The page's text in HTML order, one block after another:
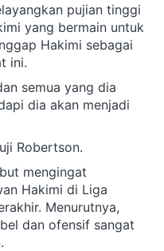
pujian tinggi
yang bermain untuk
Hakimi sebagai
ini.
semua yang dia
dia akan menjadi
Robertson.
mengingat
Hakimi di Liga
Menurutnya,
dan ofensif sangat